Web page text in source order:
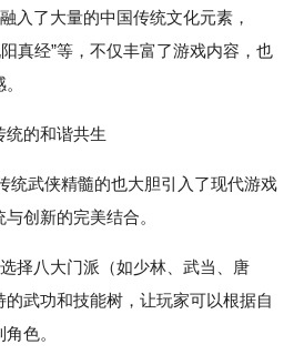
了大量的中国传统文化元素，
阳真经”等，不仅丰富了游戏内容，也
统的和谐共生
统武侠精髓的也大胆引入了现代游戏
创新的完美结合。
择八大门派（如少林、武当、唐
武功和技能树，让玩家可以根据自
色。